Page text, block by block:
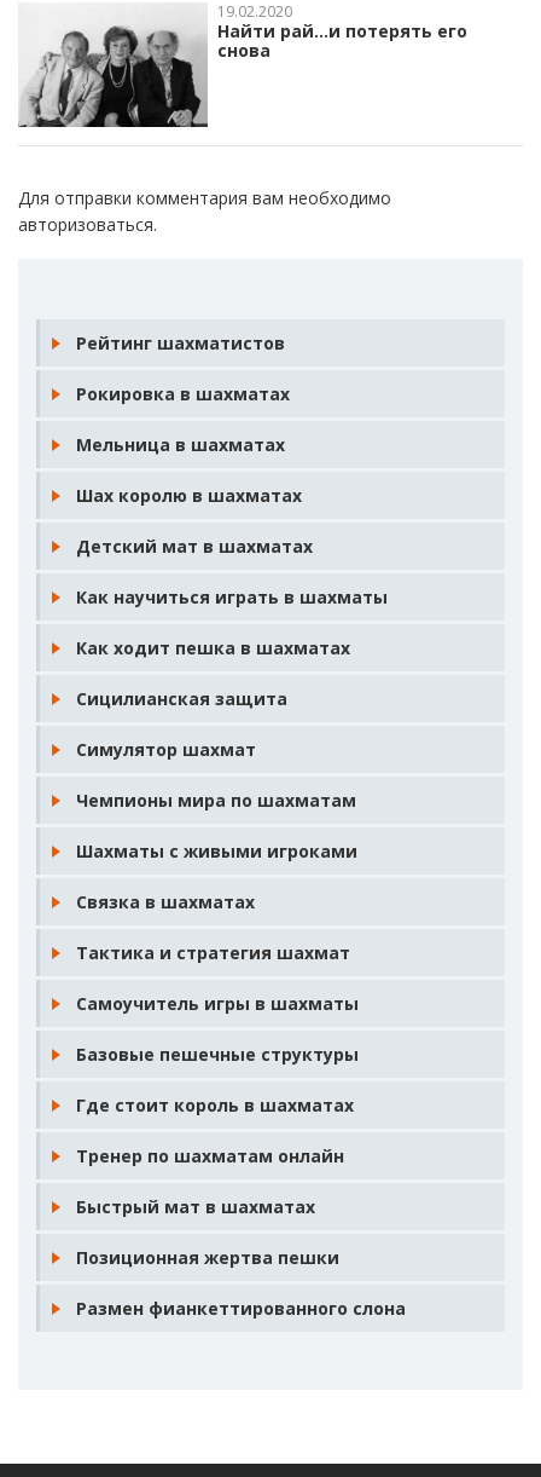
19.02.2020
Найти рай…и потерять его
снова
Для отправки комментария вам необходимо
авторизоваться.
Рейтинг шахматистов
Рокировка в шахматах
Мельница в шахматах
Шах королю в шахматах
Детский мат в шахматах
Как научиться играть в шахматы
Как ходит пешка в шахматах
Сицилианская защита
Симулятор шахмат
Чемпионы мира по шахматам
Шахматы с живыми игроками
Связка в шахматах
Тактика и стратегия шахмат
Самоучитель игры в шахматы
Базовые пешечные структуры
Где стоит король в шахматах
Тренер по шахматам онлайн
Быстрый мат в шахматах
Позиционная жертва пешки
Размен фианкеттированного слона